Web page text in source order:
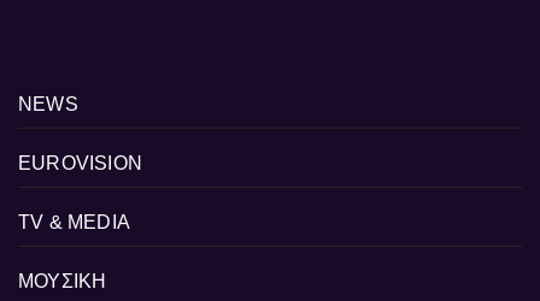
NEWS
EUROVISION
TV & MEDIA
ΜΟΥΣΙΚΗ